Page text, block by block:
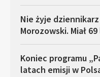
Nie żyje
Morozowski. Miał
Koniec programu
latach emisji w